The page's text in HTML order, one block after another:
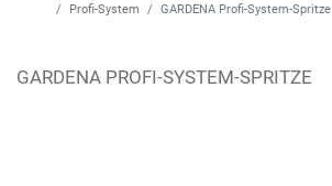
Profi-System
GARDENA Profi-System-Spritze
GARDENA PROFI-SYSTEM-SPRITZE